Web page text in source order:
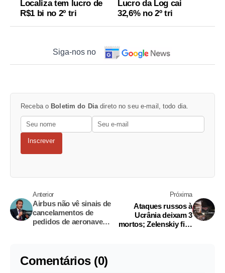
Localiza tem lucro de
R$1 bi no 2º tri
Lucro da Log cai
32,6% no 2º tri
Siga-nos no
Receba o Boletim do Diadireto no seu e-mail, todo dia.
Inscrever
Anterior
Airbus não vê sinais de
cancelamentos de
pedidos de aeronaves,
Próxima
Ataques russos à
Ucrânia deixam 3
mortos; Zelenskiy fica
Comentários (0)